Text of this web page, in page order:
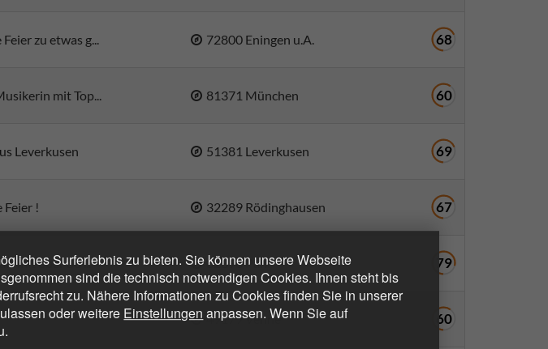
Surferlebnis zu bieten. Sie können unsere Webseite
sind die technisch notwendigen Cookies. Ihnen steht bis
zu. Nähere Informationen zu Cookies finden Sie in unserer
oder weitere Einstellungen anpassen. Wenn Sie auf
zu etwas g... 72800 Eningen u.A. 68
mit Top... 81371 München 60
Leverkusen 51381 Leverkusen 69
Feier ! 32289 Rödinghausen 67
mit über 30 ... 82396 Pähl 79
49179 Venne 60